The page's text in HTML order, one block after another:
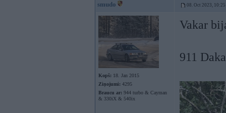
smudo 08. Oct 2023, 10:25
Kopš: 18. Jan 2015
Ziņojumi: 4295
Braucu ar: 944 turbo & Cayman
& 330iX & 540ix
Vakar
911